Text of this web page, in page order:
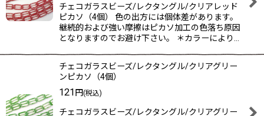
チェコガラスビーズ/レクタングル/クリアレッド
ピカソ（4個） 色の出方には個体差があります。
継続的および強い摩擦はピカソ加工の色落ち原因
となりますのでお避け下さい。 ＊カラーにより…
チェコガラスビーズ/レクタングル/クリアグリー
ンピカソ（4個）
121 円(税込)
チェコガラスビーズ/レクタングル/クリアグリー